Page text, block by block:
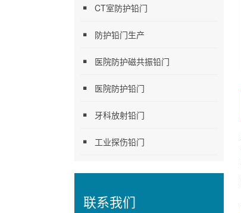
CT室防护铅门
防护铅门生产
医院防护磁共振铅门
医院防护铅门
牙科放射铅门
工业探伤铅门
联系我们